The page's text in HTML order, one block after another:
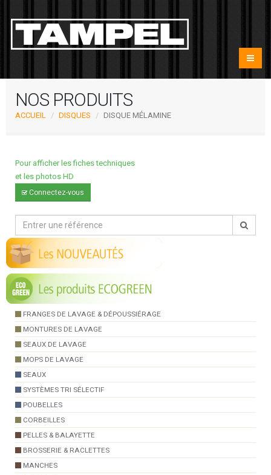
NOS PRODUITS
ACCUEIL DISQUES DISQUE MÉLAMINE
Pour afficher les fiches techniques
et les photos HD
Connectez-vous
FRANGES DE LAVAGE & DÉPOUSSIÉRAGE
MONTURES DE LAVAGE
SEAUX DE LAVAGE
MOPS DE LAVAGE
SEAUX
SYSTÈMES TRI SÉLECTIF
POUBELLES
CORBEILLES
PELLES & BALAYETTE
BROSSERIE & RACLETTES
MANCHES